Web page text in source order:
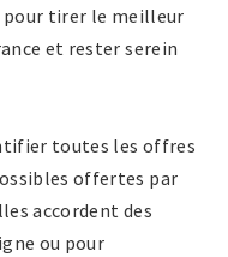
pour tirer le meilleur
et rester serein
toutes les offres
offertes par
accordent des
ou pour